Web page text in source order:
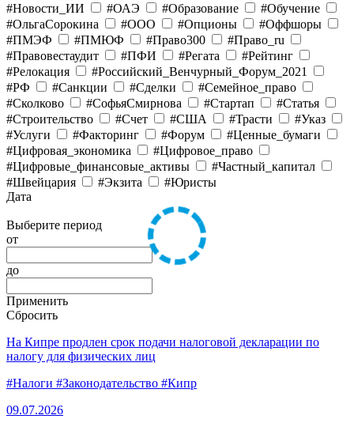
#Новости_ИИ
#ОАЭ #Образование
#Обучение
#ОльгаСорокина
#ООО #Опционы
#Оффшоры
#ПМЭФ
#ПМЮФ #Право300
#Право_ru
#Правовестаудит
#ПФИ #Регата
#Рейтинг
#Релокация
#Российский_Венчурный_Форум_2021
#РФ
#Санкции #Сделки
#Семейное_право
#Сколково
#СофьяСмирнова #Стартап
#Статья
#Строительство
#Счет #США #Трасти
#Указ
#Услуги
#Факторинг #Форум
#Ценные_бумаги
#Цифровая_экономика
#Цифровое_право
#Цифровые_финансовые_активы
#Частный_капитал
#Швейцария
#Экзита
#Юристы
Дата
Выберите период
от
до
Применить
Сбросить
На Кипре продлен срок подачи налоговой декларации по
налогу для физических лиц
#Налоги #Законодательство #Кипр
09.07.2026